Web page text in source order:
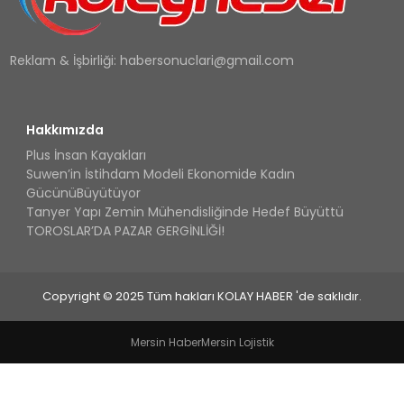
Reklam & İşbirliği: habersonuclari@gmail.com
Hakkımızda
Plus İnsan Kayakları
Suwen’in İstihdam Modeli Ekonomide Kadın
GücünüBüyütüyor
Tanyer Yapı Zemin Mühendisliğinde Hedef Büyüttü
TOROSLAR’DA PAZAR GERGİNLİĞİ!
Copyright © 2025 Tüm hakları KOLAY HABER 'de saklıdır.
Mersin HaberMersin Lojistik